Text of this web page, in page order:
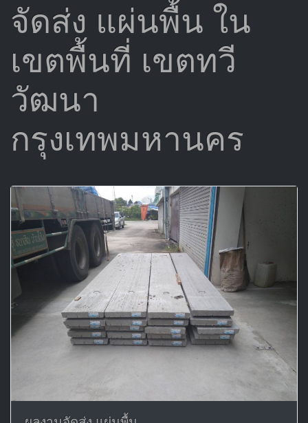
จัดส่ง แผ่นพื้น ใน
เขตพื้นที่ เขตทวี
วัฒนา
กรุงเทพมหานคร